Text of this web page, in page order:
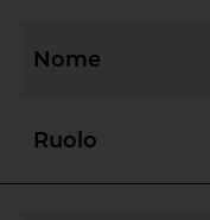
Nome
Ruolo